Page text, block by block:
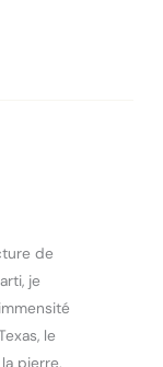
de
je
le
pierre,